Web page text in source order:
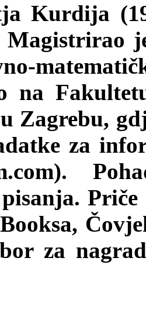
Kurdija
Magistrirao
na
Zagrebu,
za
za